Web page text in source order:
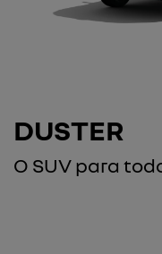
DUSTER
O SUV para